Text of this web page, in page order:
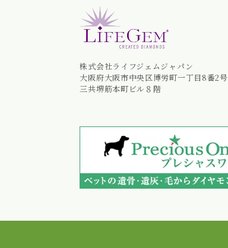
株式会社ライフジェムジャパン
大阪府大阪市中央区博労町一丁目8番2号
三共堺筋本町ビル８階